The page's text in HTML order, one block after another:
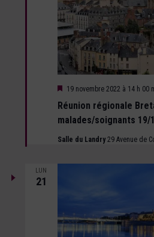
Réunion régionale
malades/soignants 19/
Mis
avant
19 novembre 2022 à 14 h 00
Salle du Landry29 Avenue de
LUN
21